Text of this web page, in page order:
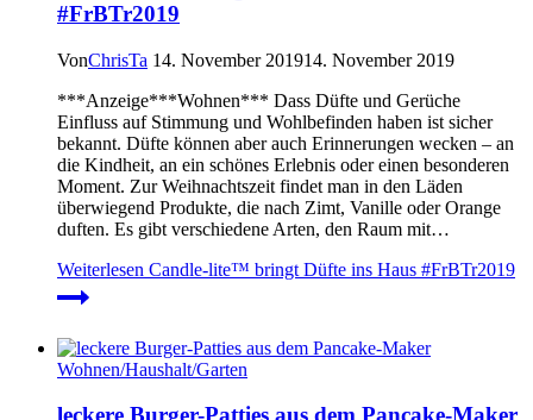
#FrBTr2019
VonChrisTa 14. November 201914. November 2019
***Anzeige***Wohnen*** Dass Düfte und Gerüche
Einfluss auf Stimmung und Wohlbefinden haben ist sicher
bekannt. Düfte können aber auch Erinnerungen wecken – an
die Kindheit, an ein schönes Erlebnis oder einen besonderen
Moment. Zur Weihnachtszeit findet man in den Läden
überwiegend Produkte, die nach Zimt, Vanille oder Orange
duften. Es gibt verschiedene Arten, den Raum mit…
Weiterlesen Candle-lite™ bringt Düfte ins Haus #FrBTr2019
Wohnen/Haushalt/Garten